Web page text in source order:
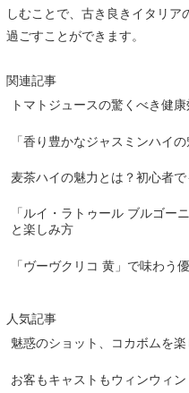
しむことで、古き良きイタリ
過ごすことができます。
関連記事
トマトジュースの驚くべき健
「香り豊かなジャスミンハイの
麦茶ハイの魅力とは？初心者
「ルイ・ラトゥール ブルゴー
と楽しみ方
「ヴーヴクリコ 黄」で味わう
人気記事
魅惑のショット、コカボムを
お客もキャストもウィンウィ